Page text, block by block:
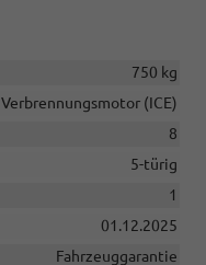
750 kg
Verbrennungsmotor (ICE)
8
5-türig
1
01.12.2025
Fahrzeuggarantie